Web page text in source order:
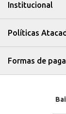
Institucional
Políticas
Formas de